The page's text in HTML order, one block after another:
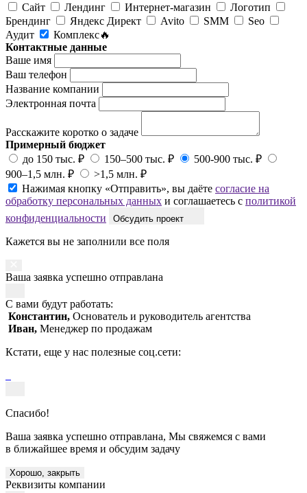
Сайт
Лендинг Интернет-магазин
Логотип
Брендинг
Яндекс Директ Avito SMM
Seo
Аудит
Комплекс🔥
Контактные данные
Ваше имя
Ваш телефон
Название компании
Электронная почта
Расскажите коротко о задаче
Примерный бюджет
до 150 тыс. ₽
150–500 тыс. ₽
500-900 тыс. ₽
900–1,5 млн. ₽
>1,5 млн. ₽
Нажимая кнопку «Отправить», вы даёте согласие на
обработку персональных данных и соглашаетесь с политикой
конфиденциальности
Обсудить проект
Кажется вы не заполнили все поля
Ваша заявка успешно отправлана
С вами будут работать:
Константин, Основатель и руководитель агентства
Иван, Менеджер по продажам
Кстати, еще у нас полезные соц.сети:
Спасибо!
Ваша заявка успешно отправлана, Мы свяжемся с вами
в ближайшее время и обсудим задачу
Хорошо, закрыть
Реквизиты компании